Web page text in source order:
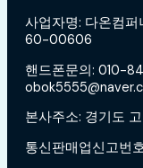
사업자명: 다온컴
60-00606
핸드폰문의: 010-
본사주소: 경기도
통신판매업신고번